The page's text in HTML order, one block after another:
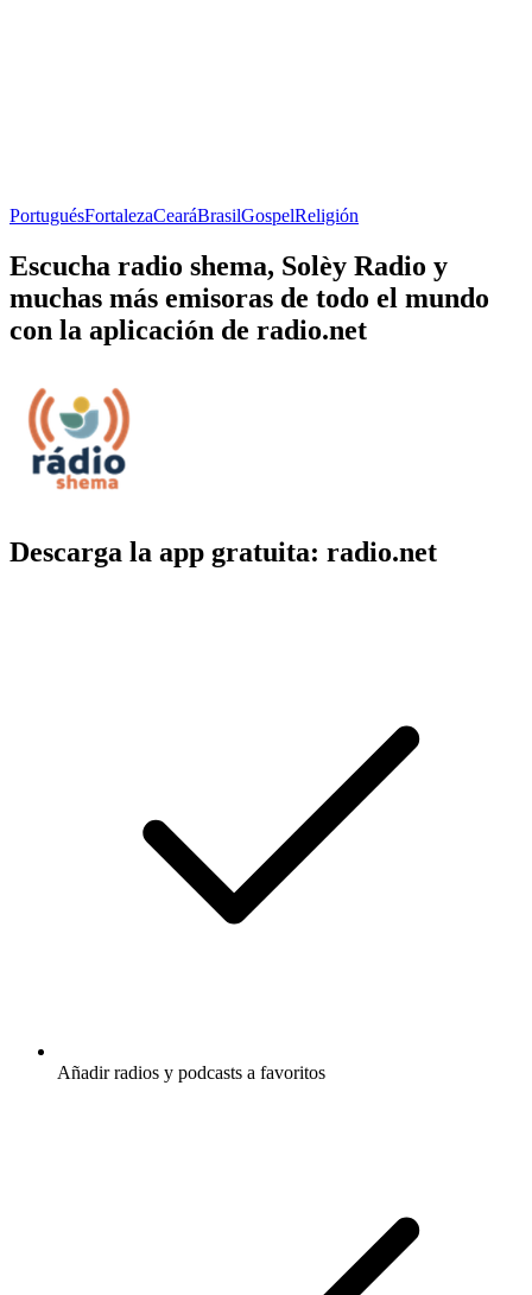
PortuguésFortalezaCearáBrasilGospelReligión
Escucha radio shema, Solèy Radio y
muchas más emisoras de todo el mundo
con la aplicación de radio.net
Descarga la app gratuita: radio.net
Añadir radios y podcasts a favoritos